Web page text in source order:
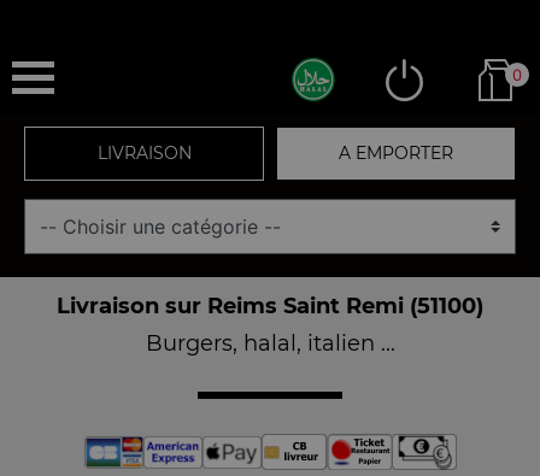
0
LIVRAISON A EMPORTER
Livraison sur Reims Saint Remi (51100)
Burgers, halal, italien ...